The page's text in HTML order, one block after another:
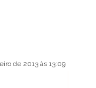
de 2013 às 13:09